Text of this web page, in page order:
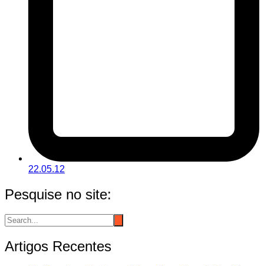
22.05.12
Pesquise no site:
Artigos Recentes